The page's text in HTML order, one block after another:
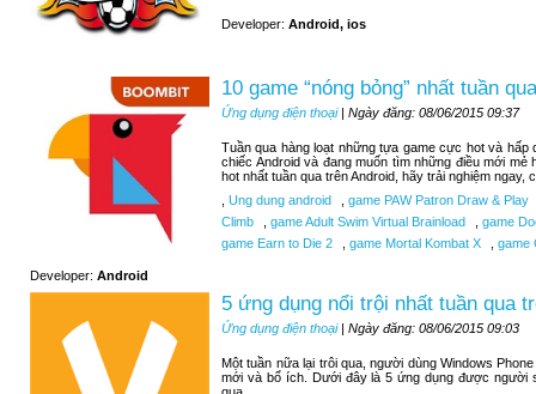
Developer: Android, ios
10 game “nóng bỏng” nhất tuần
Ứng dụng điện thoại| Ngày đăng: 08/06/2015 09:37
Tuần qua hàng loạt những tựa game cực hot và hấp
chiếc Android và đang muốn tìm những điều mới
hot nhất tuần qua trên Android, hãy trải nghiệm ngay,
Ung dung android
game PAW Patron Draw & Play
Climb
game Adult Swim Virtual Brainload
game
game Earn to Die 2
game Mortal Kombat X game
Developer: Android
5 ứng dụng nổi trội nhất tuần qua
Ứng dụng điện thoại| Ngày đăng: 08/06/2015 09:03
Một tuần nữa lại trôi qua, người dùng Windows
mới và bổ ích. Dưới đây là 5 ứng dụng được người